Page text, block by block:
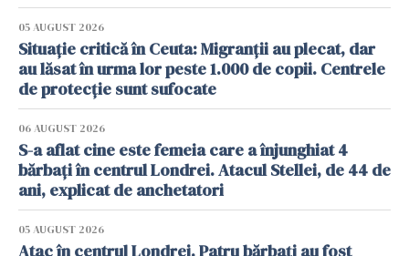
05 AUGUST 2026
Situație critică în Ceuta: Migranții au plecat, dar
au lăsat în urma lor peste 1.000 de copii. Centrele
de protecție sunt sufocate
06 AUGUST 2026
S-a aflat cine este femeia care a înjunghiat 4
bărbați în centrul Londrei. Atacul Stellei, de 44 de
ani, explicat de anchetatori
05 AUGUST 2026
Atac în centrul Londrei. Patru bărbați au fost